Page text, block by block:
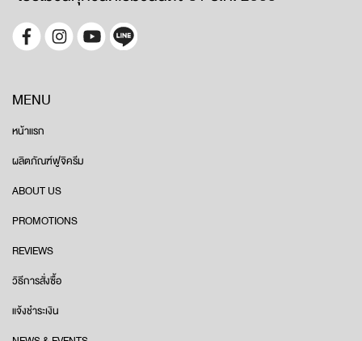
MENU
หน้าแรก
ผลิตภัณฑ์ฟูจิครีม
ABOUT US
PROMOTIONS
REVIEWS
วิธีการสั่งซื้อ
แจ้งชำระเงิน